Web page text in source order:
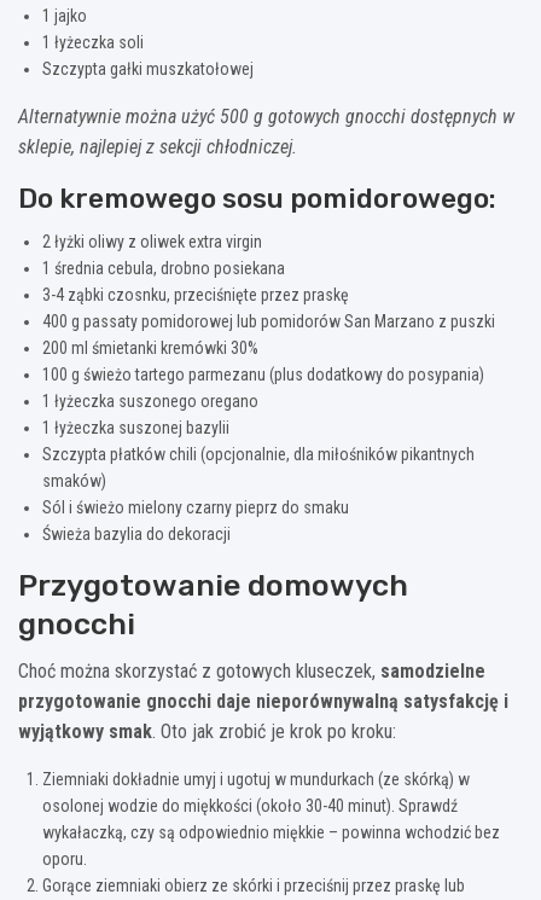
1 jajko
1 łyżeczka soli
Szczypta gałki muszkatołowej
Alternatywnie można użyć 500 g gotowych gnocchi dostępnych w
sklepie, najlepiej z sekcji chłodniczej.
Do kremowego sosu pomidorowego:
2 łyżki oliwy z oliwek extra virgin
1 średnia cebula, drobno posiekana
3-4 ząbki czosnku, przeciśnięte przez praskę
400 g passaty pomidorowej lub pomidorów San Marzano z puszki
200 ml śmietanki kremówki 30%
100 g świeżo tartego parmezanu (plus dodatkowy do posypania)
1 łyżeczka suszonego oregano
1 łyżeczka suszonej bazylii
Szczypta płatków chili (opcjonalnie, dla miłośników pikantnych
smaków)
Sól i świeżo mielony czarny pieprz do smaku
Świeża bazylia do dekoracji
Przygotowanie domowych
gnocchi
Choć można skorzystać z gotowych kluseczek, samodzielne
przygotowanie gnocchi daje nieporównywalną satysfakcję i
wyjątkowy smak. Oto jak zrobić je krok po kroku:
Ziemniaki dokładnie umyj i ugotuj w mundurkach (ze skórką) w
osolonej wodzie do miękkości (około 30-40 minut). Sprawdź
wykałaczką, czy są odpowiednio miękkie – powinna wchodzić bez
oporu.
Gorące ziemniaki obierz ze skórki i przeciśnij przez praskę lub